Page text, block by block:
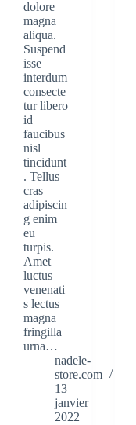
dolore
magna
aliqua.
Suspend
isse
interdum
consecte
tur libero
id
faucibus
nisl
tincidunt
. Tellus
cras
adipiscin
g enim
eu
turpis.
Amet
luctus
venenati
s lectus
magna
fringilla
urna…
nadele-
store.com
13
janvier
2022